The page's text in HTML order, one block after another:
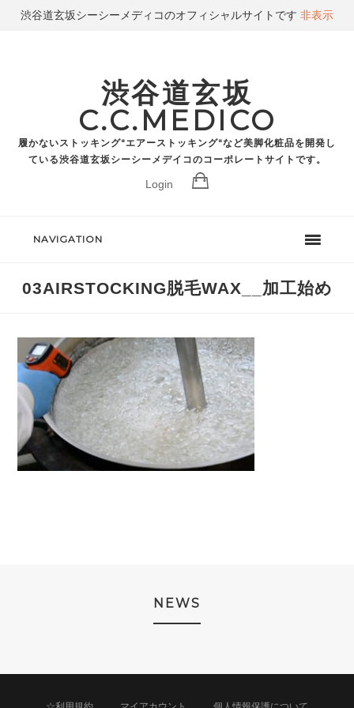
渋谷道玄坂
C.C.MEDICO
履かないストッキング"エアーストッキング"など美脚化粧品を開発し
ている渋谷道玄坂シーシーメデイコのコーポレートサイトです。
Login
NAVIGATION
03AIRSTOCKING脱毛WAX__加工始め
NEWS
渋谷道玄坂シーシーメディコのオフィシャルサイトです 非表示